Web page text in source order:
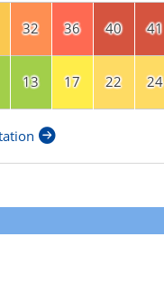
32 36 40 41
13 17 22 24